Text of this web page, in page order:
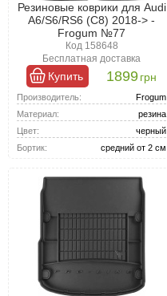
Резиновые коврики для Audi
A6/S6/RS6 (C8) 2018-> -
Frogum №77
Код 158648
Бесплатная доставка
Купить 1899грн
Производитель:
Frogum
Материал:
резина
Цвет:
черный
Бортик:
средний от 2 см